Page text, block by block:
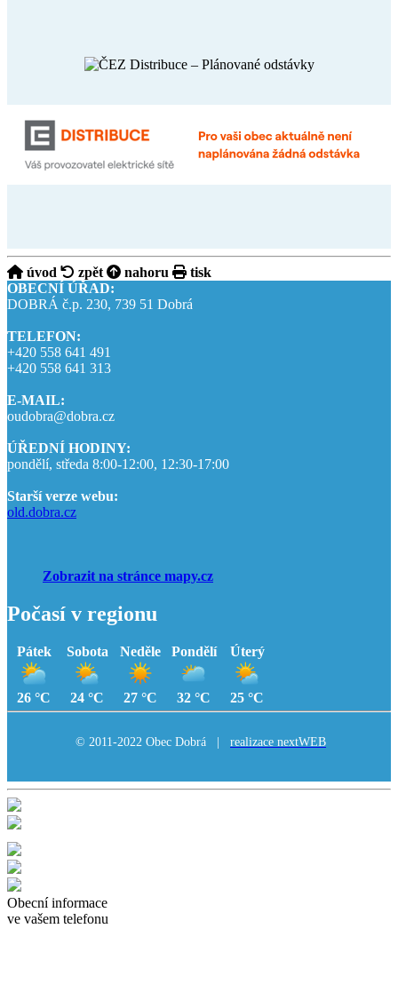
úvod zpět nahoru
tisk
OBECNÍ ÚŘAD:
DOBRÁ č.p. 230, 739 51 Dobrá
TELEFON:
+420 558 641 491
+420 558 641 313
E-MAIL:
oudobra@dobra.cz
ÚŘEDNÍ HODINY:
pondělí, středa 8:00-12:00, 12:30-17:00
Starší verze webu:
old.dobra.cz
Zobrazit na stránce mapy.cz
Počasí v regionu
Pátek
26 °C
Sobota
24 °C
Neděle
27 °C
Pondělí
32 °C
Úterý
25 °C
© 2011-2022 Obec Dobrá | realizace nextWEB
Obecní informace
ve vašem telefonu